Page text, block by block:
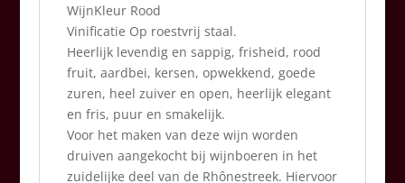
WijnKleur Rood
Vinificatie Op roestvrij staal.
Heerlijk levendig en sappig, frisheid, rood
fruit, aardbei, kersen, opwekkend, goede
zuren, heel zuiver en open, heerlijk elegant
en fris, puur en smakelijk.
Voor het maken van deze wijn worden
druiven aangekocht bij wijnboeren in het
zuidelijke deel van de Rhônestreek. Hiervoor